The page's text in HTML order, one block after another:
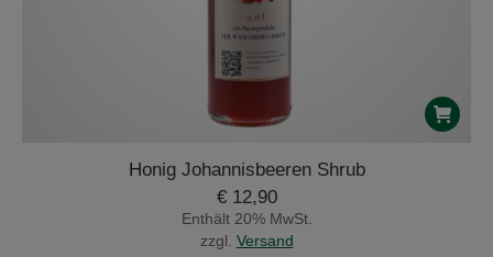
Honig Johannisbeeren Shrub
€12,90
Enthält 20% MwSt.
zzgl. Versand